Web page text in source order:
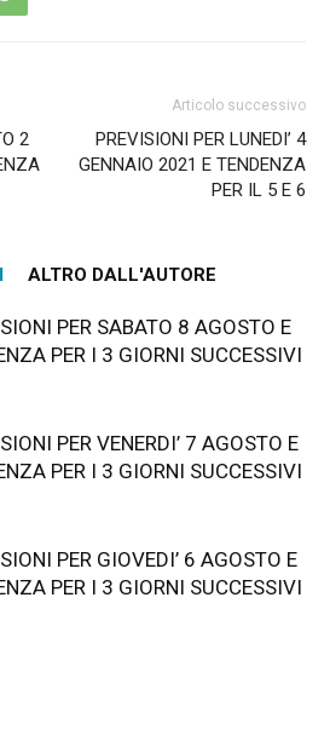
2
Articolo successivo
PREVISIONI PER LUNEDI’ 4
GENNAIO 2021 E TENDENZA
PER IL 5 E 6
ALTRO DALL'AUTORE
PER SABATO 8 AGOSTO E
PER I 3 GIORNI SUCCESSIVI
PER VENERDI’ 7 AGOSTO E
PER I 3 GIORNI SUCCESSIVI
PER GIOVEDI’ 6 AGOSTO E
PER I 3 GIORNI SUCCESSIVI